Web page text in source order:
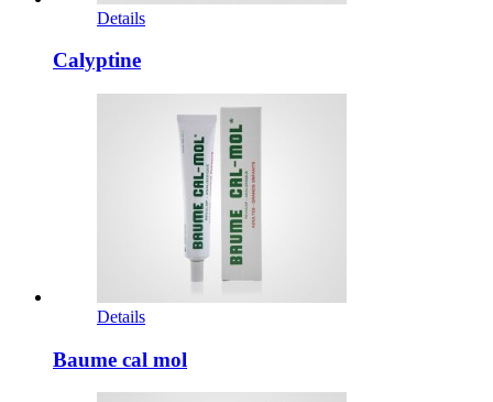
Details
Calyptine
Details
Baume cal mol